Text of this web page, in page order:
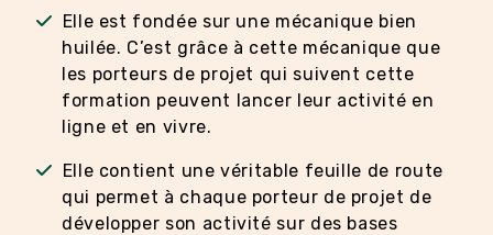
Elle est fondée sur une mécanique bien
huilée. C’est grâce à cette mécanique que
les porteurs de projet qui suivent cette
formation peuvent lancer leur activité en
ligne et en vivre.
Elle contient une véritable feuille de route
qui permet à chaque porteur de projet de
développer son activité sur des bases